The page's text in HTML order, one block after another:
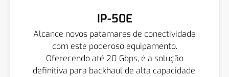
IP-50E
Alcance novos patamares de conectividade
com este poderoso equipamento.
Oferecendo até 20 Gbps, é a solução
definitiva para backhaul de alta capacidade,